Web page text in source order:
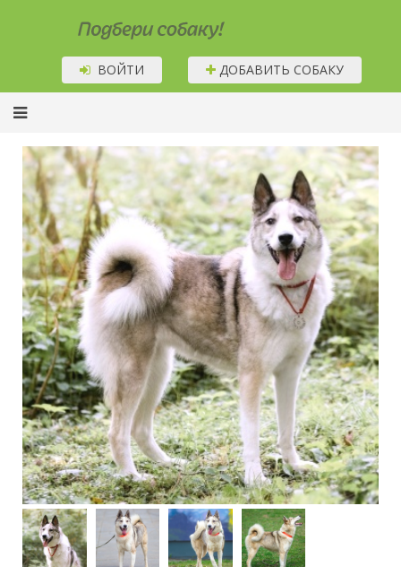
Подбери собаку!
ВОЙТИ ДОБАВИТЬ СОБАКУ